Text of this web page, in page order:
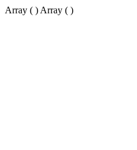
Array ( ) Array ( )